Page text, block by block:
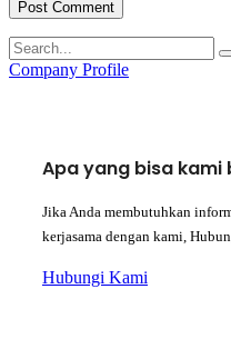
Company Profile
Apa yang bisa kami
Jika Anda membutuhkan
kerjasama dengan kami,
Hubungi Kami